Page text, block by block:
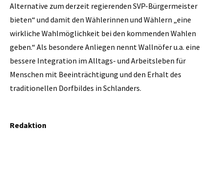
Alternative zum derzeit regierenden SVP-Bürgermeister
bieten“ und damit den Wählerinnen und Wählern „eine
wirkliche Wahlmöglichkeit bei den kommenden Wahlen
geben.“ Als besondere Anliegen nennt Wallnöfer u.a. eine
bessere Integration im Alltags- und Arbeitsleben für
Menschen mit Beeinträchtigung und den Erhalt des
traditionellen Dorfbildes in Schlanders.
Redaktion